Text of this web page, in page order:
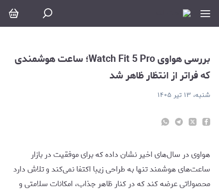
بررسی هواوی Watch Fit 5 Pro؛ ساعت هوشمندی
که فراتر از انتظار ظاهر شد
شنبه، ۱۳ تیر ۱۴۰۵
هواوی در سال‌های اخیر نشان داده که برای موفقیت در بازار
ساعت‌های هوشمند تنها به طراحی زیبا اکتفا نمی‌کند و تلاش دارد
محصولاتی عرضه کند که در کنار ظاهر جذاب، امکانات سلامتی و